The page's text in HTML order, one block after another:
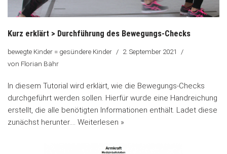
Kurz erklärt > Durchführung des Bewegungs-Checks
bewegte Kinder = gesündere Kinder
2. September 2021
von Florian Bähr
In diesem Tutorial wird erklärt, wie die Bewegungs-Checks
durchgeführt werden sollen. Hierfür wurde eine Handreichung
erstellt, die alle benötigten Informationen enthält. Ladet diese
zunächst herunter.… Weiterlesen »